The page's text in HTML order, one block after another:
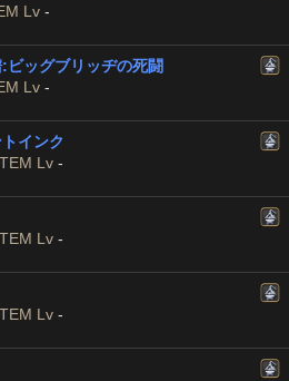
Lv -
ビッグブリッヂの死闘
Lv -
インク
Lv -
Lv -
Lv -